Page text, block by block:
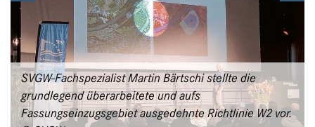
SVGW-Fachspezialist Martin Bärtschi stellte die
grundlegend überarbeitete und aufs
Fassungseinzugsgebiet ausgedehnte Richtlinie W2 vor.